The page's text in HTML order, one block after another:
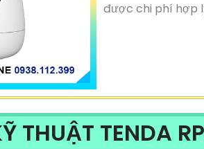
được chi phí hợp
THUẬT TENDA